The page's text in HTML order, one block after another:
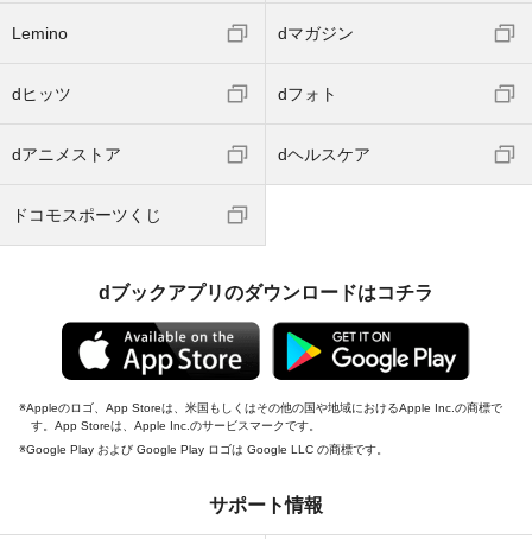
Lemino dマガジン
dヒッツ dフォト
dアニメストア dヘルスケア
ドコモスポーツくじ
dブックアプリのダウンロードはコチラ
Appleのロゴ、App Storeは、米国もしくはその他の国や地域におけるApple Inc.の商標で
す。App Storeは、Apple Inc.のサービスマークです。
Google Play および Google Play ロゴは Google LLC の商標です。
サポート情報